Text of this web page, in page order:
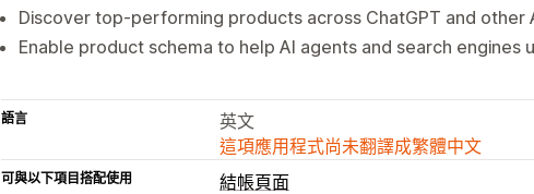
Discover top-performing products across ChatGPT and other
Enable product schema to help AI agents and search engines
語言
英文
這項應用程式尚未翻譯成繁體中文
可與以下項目搭配使用 結帳頁面